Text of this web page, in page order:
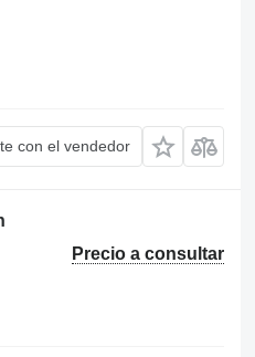
con el vendedor
Precio a consultar